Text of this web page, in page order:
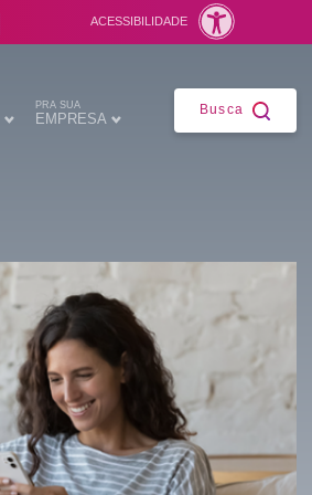
PRA SUA
EMPRESA
Busca
Fechar
ACESSIBILIDADE